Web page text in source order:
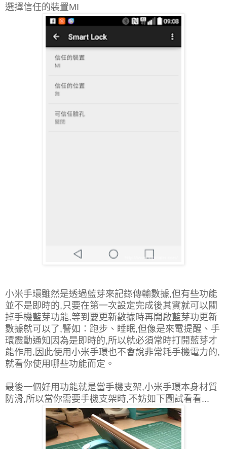
選擇信任的裝置MI
小米手環雖然是透過藍芽來記錄傳輸數據,但有些功能
並不是即時的,只要在第一次設定完成後其實就可以關
掉手機藍芽功能,等到要更新數據時再開啟藍芽功更新
數據就可以了,譬如：跑步、睡眠,但像是來電提醒、手
環震動通知因為是即時的,所以就必須常時打開藍芽才
能作用,因此使用小米手環也不會說非常耗手機電力的,
就看你使用哪些功能而定。
最後一個好用功能就是當手機支架,小米手環本身材質
防滑,所以當你需要手機支架時,不妨如下圖試看看...